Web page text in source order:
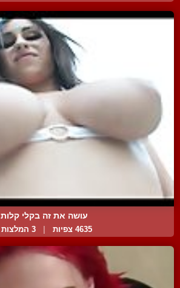
עושה את זה בקלי קלות
4635 צפיות 3 המלצות